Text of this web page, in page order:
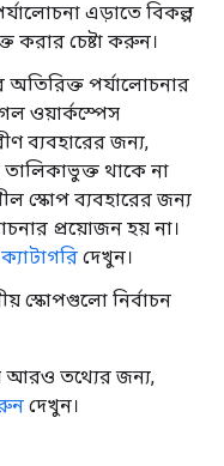
এড়াতে বিকল্প
করার চেষ্টা করুন।
পর্যালোচনার
ওয়ার্কস্পেস
ব্যবহারের জন্য,
তালিকাভুক্ত থাকে না
স্কোপ ব্যবহারের জন্য
প্রয়োজন হয় না।
দেখুন।
স্কোপগুলো নির্বাচন
আরও তথ্যের জন্য,
দেখুন।